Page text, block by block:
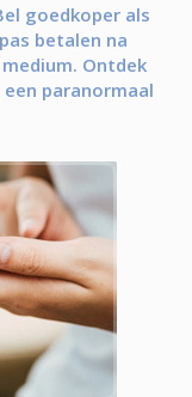
goedkoper als
betalen na
Ontdek
paranormaal